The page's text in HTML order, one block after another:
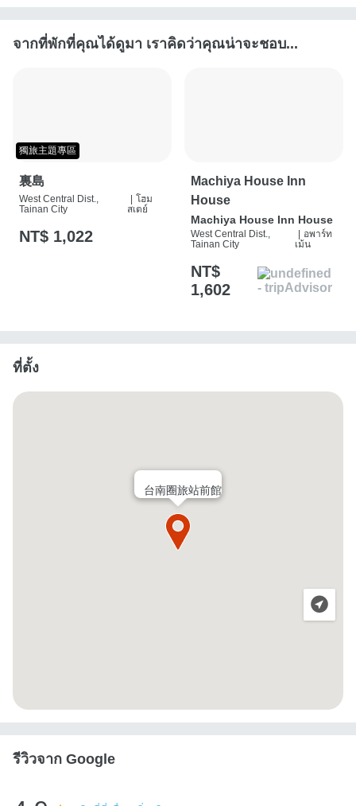
จากที่พักที่คุณได้ดูมา เราคิดว่าคุณน่าจะชอบ...
獨旅主題專區
裏島
West Central Dist.,
Tainan City
| โฮม
สเตย์
NT$ 1,022
Machiya House Inn
House
Machiya House Inn House
West Central Dist.,
Tainan City
| อพาร์ท
เม้น
NT$
1,602
ที่ตั้ง
台南圈旅站前館
รีวิวจาก Google